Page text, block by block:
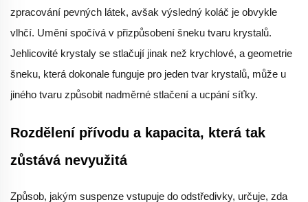
zpracování pevných látek, avšak výsledný koláč je obvykle
vlhčí. Umění spočívá v přizpůsobení šneku tvaru krystalů.
Jehlicovité krystaly se stlačují jinak než krychlové, a geometrie
šneku, která dokonale funguje pro jeden tvar krystalů, může u
jiného tvaru způsobit nadměrné stlačení a ucpání síťky.
Rozdělení přívodu a kapacita, která tak
zůstává nevyužitá
Způsob, jakým suspenze vstupuje do odstředivky, určuje, zda